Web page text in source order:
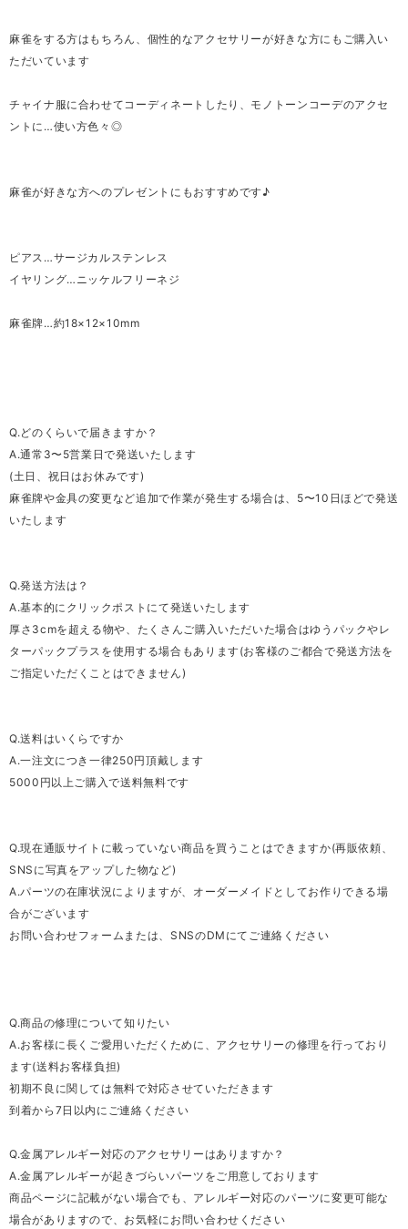
麻雀をする方はもちろん、個性的なアクセサリーが好きな方にもご購入い
ただいています
チャイナ服に合わせてコーディネートしたり、モノトーンコーデのアクセ
ントに…使い方色々◎
麻雀が好きな方へのプレゼントにもおすすめです♪
ピアス…サージカルステンレス
イヤリング…ニッケルフリーネジ
麻雀牌…約18×12×10mm
Q.どのくらいで届きますか？
A.通常3〜5営業日で発送いたします
(土日、祝日はお休みです)
麻雀牌や金具の変更など追加で作業が発生する場合は、5〜10日ほどで発送
いたします
Q.発送方法は？
A.基本的にクリックポストにて発送いたします
厚さ3cmを超える物や、たくさんご購入いただいた場合はゆうパックやレ
ターパックプラスを使用する場合もあります(お客様のご都合で発送方法を
ご指定いただくことはできません)
Q.送料はいくらですか
A.一注文につき一律250円頂戴します
5000円以上ご購入で送料無料です
Q.現在通販サイトに載っていない商品を買うことはできますか(再販依頼、
SNSに写真をアップした物など)
A.パーツの在庫状況によりますが、オーダーメイドとしてお作りできる場
合がございます
お問い合わせフォームまたは、SNSのDMにてご連絡ください
Q.商品の修理について知りたい
A.お客様に長くご愛用いただくために、アクセサリーの修理を行っており
ます(送料お客様負担)
初期不良に関しては無料で対応させていただきます
到着から7日以内にご連絡ください
Q.金属アレルギー対応のアクセサリーはありますか？
A.金属アレルギーが起きづらいパーツをご用意しております
商品ページに記載がない場合でも、アレルギー対応のパーツに変更可能な
場合がありますので、お気軽にお問い合わせください